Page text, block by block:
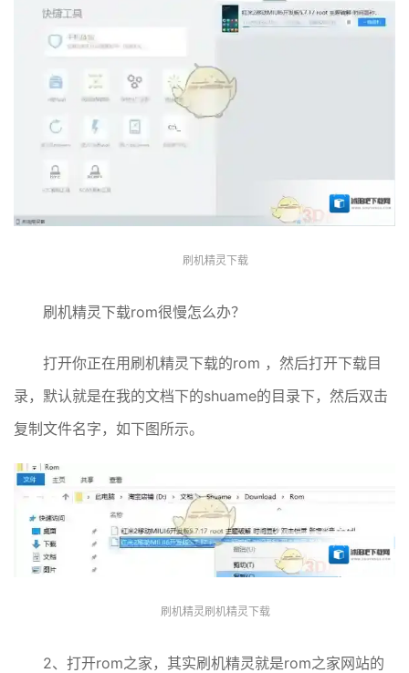
刷机精灵下载
刷机精灵下载rom很慢怎么办？
打开你正在用刷机精灵下载的rom ，然后打开下载目
录，默认就是在我的文档下的shuame的目录下，然后双击
复制文件名字，如下图所示。
刷机精灵刷机精灵下载
2、打开rom之家，其实刷机精灵就是rom之家网站的